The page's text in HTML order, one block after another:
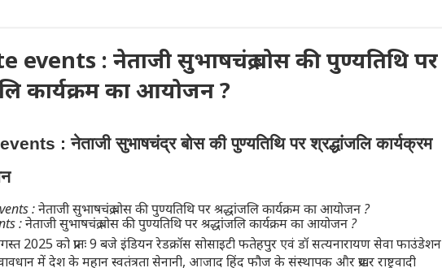
events : नेताजी सुभाषचंद्र बोस की पुण्यतिथि पर
कार्यक्रम का आयोजन ?
: नेताजी सुभाषचंद्र बोस की पुण्यतिथि पर श्रद्धांजलि कार्यक्रम
: नेताजी सुभाषचंद्र बोस की पुण्यतिथि पर श्रद्धांजलि कार्यक्रम का आयोजन ?
2025 को प्रातः 9 बजे इंडियन रेडक्रॉस सोसाइटी फतेहपुर एवं डॉ सत्यनारायण सेवा फाउंडेशन
में देश के महान स्वतंत्रता सेनानी, आजाद हिंद फौज के संस्थापक और प्रखर राष्ट्रवादी